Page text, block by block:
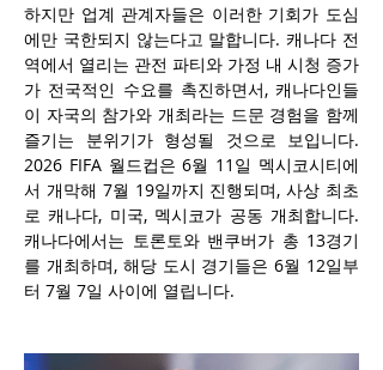
하지만 업계 관계자들은 이러한 기회가 도심
에만 국한되지 않는다고 말합니다. 캐나다 전
역에서 열리는 관전 파티와 가정 내 시청 증가
가 전국적인 수요를 촉진하면서, 캐나다인들
이 자국의 참가와 개최라는 드문 경험을 함께
즐기는 분위기가 형성될 것으로 보입니다.
2026 FIFA 월드컵은 6월 11일 멕시코시티에
서 개막해 7월 19일까지 진행되며, 사상 최초
로 캐나다, 미국, 멕시코가 공동 개최합니다.
캐나다에서는 토론토와 밴쿠버가 총 13경기
를 개최하며, 해당 도시 경기들은 6월 12일부
터 7월 7일 사이에 열립니다.